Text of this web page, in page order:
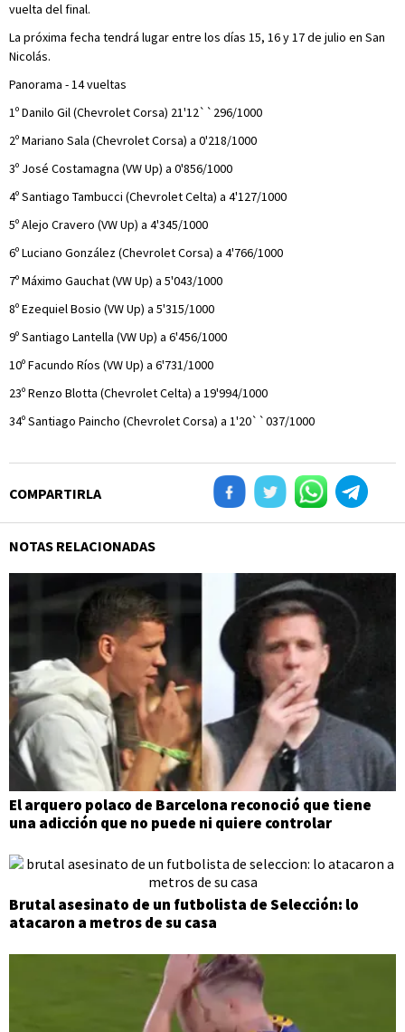
vuelta del final.
La próxima fecha tendrá lugar entre los días 15, 16 y 17 de julio en San
Nicolás.
Panorama - 14 vueltas
1º Danilo Gil (Chevrolet Corsa) 21'12``296/1000
2º Mariano Sala (Chevrolet Corsa) a 0'218/1000
3º José Costamagna (VW Up) a 0'856/1000
4º Santiago Tambucci (Chevrolet Celta) a 4'127/1000
5º Alejo Cravero (VW Up) a 4'345/1000
6º Luciano González (Chevrolet Corsa) a 4'766/1000
7º Máximo Gauchat (VW Up) a 5'043/1000
8º Ezequiel Bosio (VW Up) a 5'315/1000
9º Santiago Lantella (VW Up) a 6'456/1000
10º Facundo Ríos (VW Up) a 6'731/1000
23º Renzo Blotta (Chevrolet Celta) a 19'994/1000
34º Santiago Paincho (Chevrolet Corsa) a 1'20``037/1000
COMPARTIRLA
NOTAS RELACIONADAS
El arquero polaco de Barcelona reconoció que tiene
una adicción que no puede ni quiere controlar
Brutal asesinato de un futbolista de Selección: lo
atacaron a metros de su casa